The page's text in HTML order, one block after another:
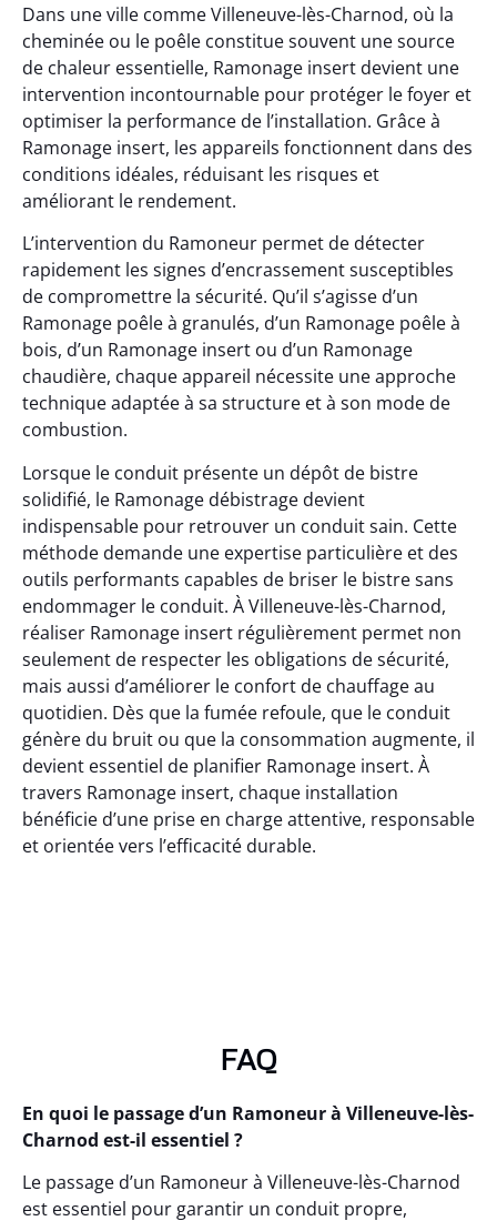
Dans une ville comme Villeneuve-lès-Charnod, où la
cheminée ou le poêle constitue souvent une source
de chaleur essentielle, Ramonage insert devient une
intervention incontournable pour protéger le foyer et
optimiser la performance de l’installation. Grâce à
Ramonage insert, les appareils fonctionnent dans des
conditions idéales, réduisant les risques et
améliorant le rendement.
L’intervention du Ramoneur permet de détecter
rapidement les signes d’encrassement susceptibles
de compromettre la sécurité. Qu’il s’agisse d’un
Ramonage poêle à granulés, d’un Ramonage poêle à
bois, d’un Ramonage insert ou d’un Ramonage
chaudière, chaque appareil nécessite une approche
technique adaptée à sa structure et à son mode de
combustion.
Lorsque le conduit présente un dépôt de bistre
solidifié, le Ramonage débistrage devient
indispensable pour retrouver un conduit sain. Cette
méthode demande une expertise particulière et des
outils performants capables de briser le bistre sans
endommager le conduit. À Villeneuve-lès-Charnod,
réaliser Ramonage insert régulièrement permet non
seulement de respecter les obligations de sécurité,
mais aussi d’améliorer le confort de chauffage au
quotidien. Dès que la fumée refoule, que le conduit
génère du bruit ou que la consommation augmente, il
devient essentiel de planifier Ramonage insert. À
travers Ramonage insert, chaque installation
bénéficie d’une prise en charge attentive, responsable
et orientée vers l’efficacité durable.
FAQ
En quoi le passage d’un Ramoneur à Villeneuve-lès-
Charnod est-il essentiel ?
Le passage d’un Ramoneur à Villeneuve-lès-Charnod
est essentiel pour garantir un conduit propre,